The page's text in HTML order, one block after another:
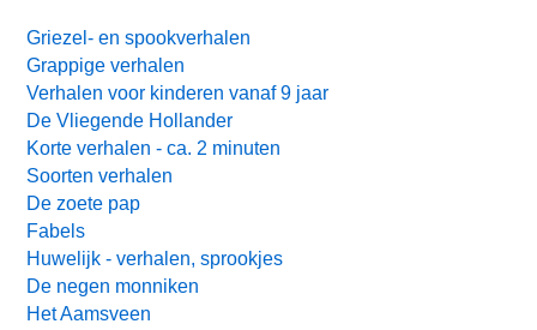
Griezel- en spookverhalen
Grappige verhalen
Verhalen voor kinderen vanaf 9 jaar
De Vliegende Hollander
Korte verhalen - ca. 2 minuten
Soorten verhalen
De zoete pap
Fabels
Huwelijk - verhalen, sprookjes
De negen monniken
Het Aamsveen